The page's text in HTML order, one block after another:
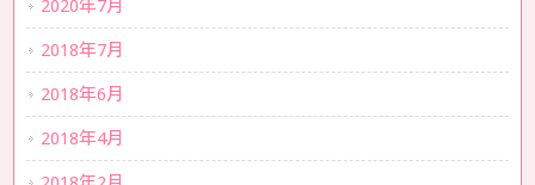
2020年7月
2018年7月
2018年6月
2018年4月